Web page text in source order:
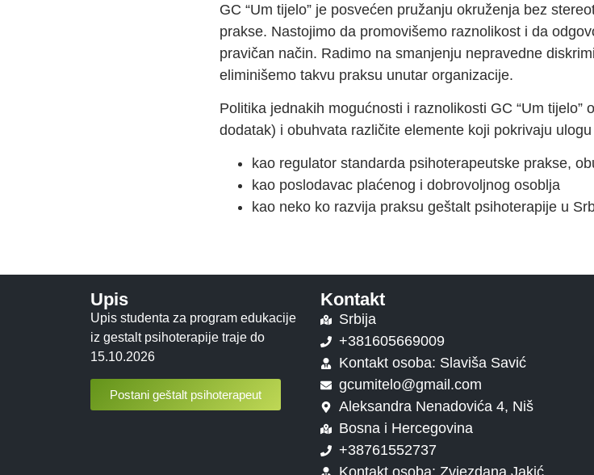
GC “Um tijelo” je posvećen pružanju okruženja bez
prakse. Nastojimo da promovišemo raznolikost i da
pravičan način. Radimo na smanjenju nepravedne
eliminišemo takvu praksu unutar organizacije.
Politika jednakih mogućnosti i raznolikosti GC “Um
dodatak) i obuhvata različite elemente koji pokrivaju
kao regulator standarda psihoterapeutske prakse,
kao poslodavac plaćenog i dobrovoljnog osoblja
kao neko ko razvija praksu geštalt psihoterapije u
Upis
Upis studenta za program edukacije
iz gestalt psihoterapije traje do
15.10.2026
Postani geštalt psihoterapeut
Kontakt
Srbija
+381605669009
Kontakt osoba: Slaviša Savić
gcumitelo@gmail.com
Aleksandra Nenadovića 4, Niš
Bosna i Hercegovina
+38761552737